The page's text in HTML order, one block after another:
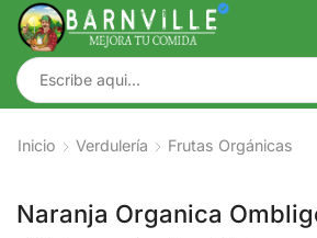
Inicio Verdulería Frutas Orgánicas
Naranja Organica